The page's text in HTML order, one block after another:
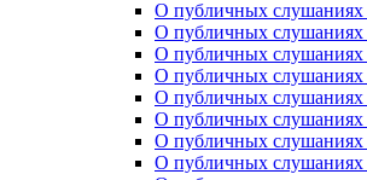
О публичных слушаниях
О публичных слушаниях
О публичных слушаниях
О публичных слушаниях
О публичных слушаниях
О публичных слушаниях
О публичных слушаниях
О публичных слушаниях